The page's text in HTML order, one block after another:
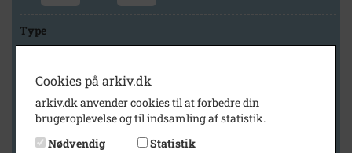
Type
Arkiv
Lokalarkivet Alsønderup -Tjæreby
Cookies på arkiv.dk
arkiv.dk anvender cookies til at forbedre din
brugeroplevelse og til indsamling af statistik.
Nødvendig
Statistik